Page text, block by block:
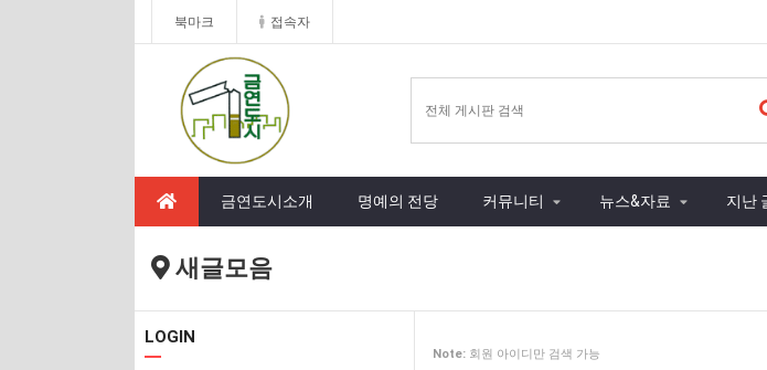
북마크 접속자
금연도시소개 명예의 전당 커뮤니티 뉴스&자료 지난
새글모음
LOGIN
Note: 회원 아이디만 검색 가능